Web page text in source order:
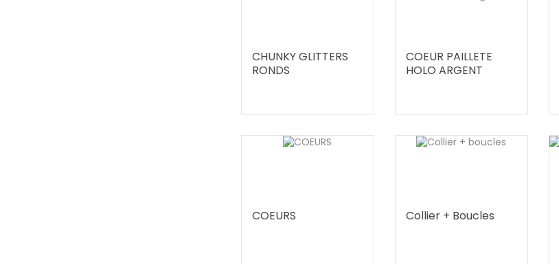
CHUNKY GLITTERS
RONDS
COEUR PAILLETE
HOLO ARGENT
COEURS Collier + Boucles